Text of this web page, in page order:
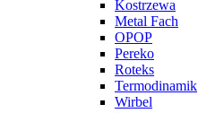
Kostrzewa
Metal Fach
OPOP
Pereko
Roteks
Termodinamik
Wirbel